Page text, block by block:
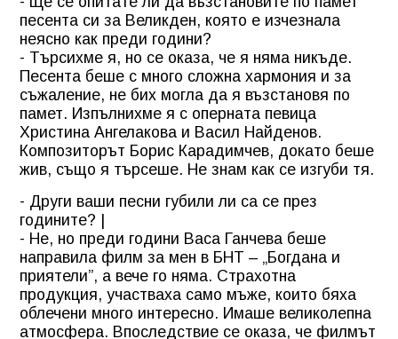
песента си за Великден, която е изчезнала
неясно как преди години?
- Търсихме я, но се оказа, че я няма никъде.
Песента беше с много сложна хармония и за
съжаление, не бих могла да я възстановя по
памет. Изпълнихме я с оперната певица
Христина Ангелакова и Васил Найденов.
Композиторът Борис Карадимчев, докато беше
жив, също я търсеше. Не знам как се изгуби тя.
- Други ваши песни губили ли са се през
годините? |
- Не, но преди години Васа Ганчева беше
направила филм за мен в БНТ – „Богдана и
приятели”, а вече го няма. Страхотна
продукция, участваха само мъже, които бяха
облечени много интересно. Имаше великолепна
атмосфера. Впоследствие се оказа, че филмът